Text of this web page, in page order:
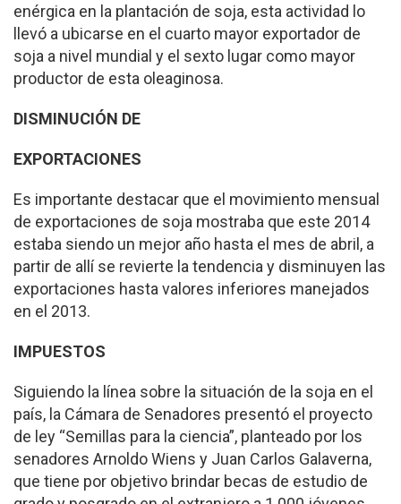
enérgica en la plan­tación de soja, esta actividad lo
llevó a ubicarse en el cuar­to mayor exportador de
soja a nivel mundial y el sexto lugar como mayor
productor de esta oleaginosa.
DISMINUCIÓN DE
EXPORTACIONES
Es importante destacar que el movimiento mensual
de exportaciones de soja mos­traba que este 2014
estaba siendo un mejor año hasta el mes de abril, a
partir de allí se revierte la tendencia y disminuyen las
exportacio­nes hasta valores inferiores manejados
en el 2013.
IMPUESTOS
Siguiendo la línea sobre la situación de la soja en el
país, la Cámara de Sena­dores presentó el proyecto
de ley “Semillas para la ciencia”, planteado por los
senadores Arnoldo Wiens y Juan Carlos Galaverna,
que tiene por objetivo brindar becas de estudio de